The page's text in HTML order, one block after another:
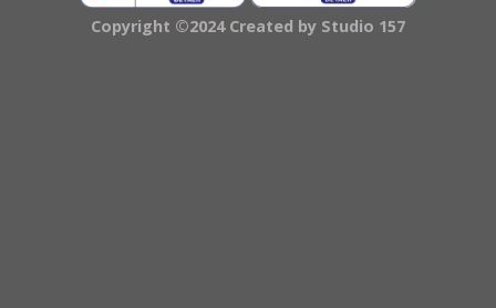
Copyright ©2024 Created by Studio 157